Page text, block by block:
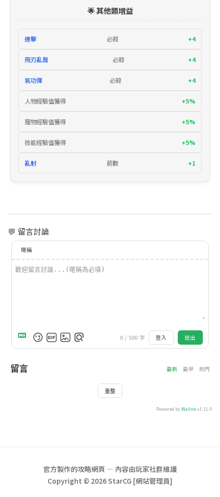
🌟 其他類增益
連擊 必殺 +4
飛刃亂舞 必殺 +4
氣功彈 必殺 +4
人物經驗值獲得 +5%
寵物經驗值獲得 +5%
技能經驗值獲得 +5%
亂射 箭數 +1
💬 留言討論
暱稱
0 / 500字 登入 送出
留言 最新 最早 熱門
重整
Powered byWalinev3.11.0
官方製作的攻略網頁 — 內容由玩家社群維護
Copyright © 2026 StarCG [網站管理員]